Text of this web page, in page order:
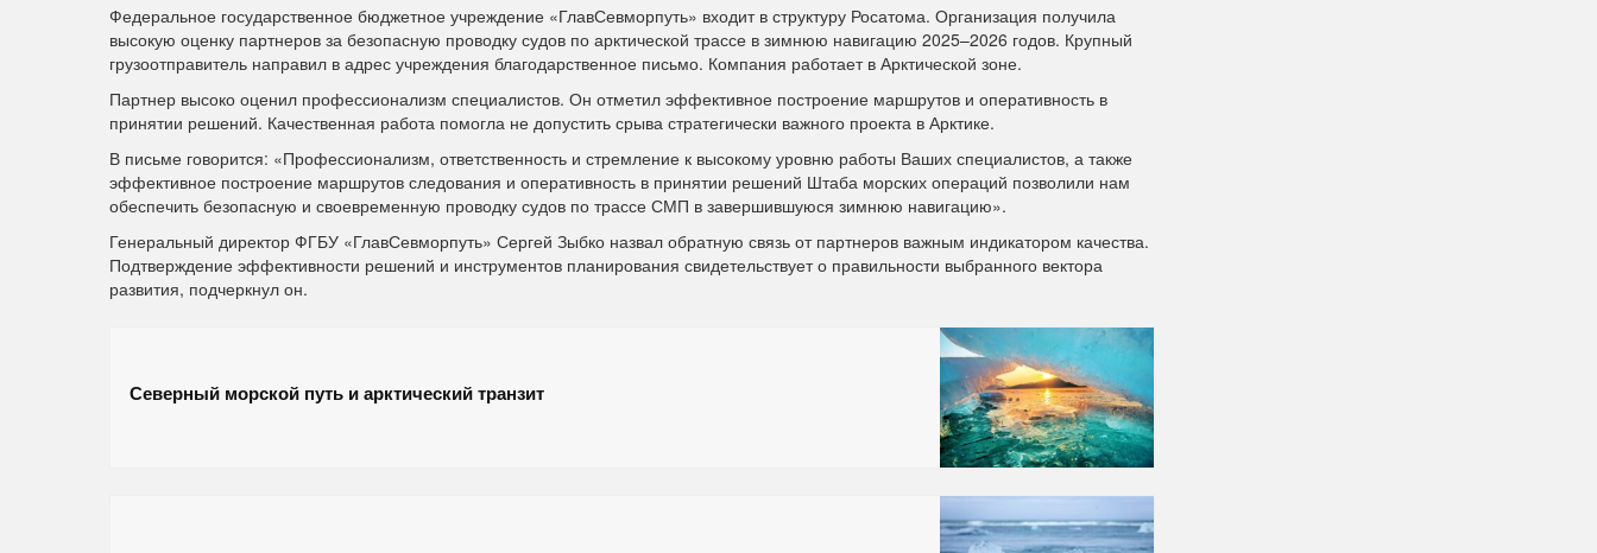
Федеральное государственное бюджетное учреждение «ГлавСевморпуть» входит в структуру Росатома. Организация получила
высокую оценку партнеров за безопасную проводку судов по арктической трассе в зимнюю навигацию 2025–2026 годов. Крупный
грузоотправитель направил в адрес учреждения благодарственное письмо. Компания работает в Арктической зоне.
Партнер высоко оценил профессионализм специалистов. Он отметил эффективное построение маршрутов и оперативность в
принятии решений. Качественная работа помогла не допустить срыва стратегически важного проекта в Арктике.
В письме говорится: «Профессионализм, ответственность и стремление к высокому уровню работы Ваших специалистов, а также
эффективное построение маршрутов следования и оперативность в принятии решений Штаба морских операций позволили нам
обеспечить безопасную и своевременную проводку судов по трассе СМП в завершившуюся зимнюю навигацию».
Генеральный директор ФГБУ «ГлавСевморпуть» Сергей Зыбко назвал обратную связь от партнеров важным индикатором качества.
Подтверждение эффективности решений и инструментов планирования свидетельствует о правильности выбранного вектора
развития, подчеркнул он.
Северный морской путь и арктический транзит